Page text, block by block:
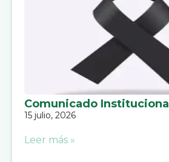
Comunicado Institucional
15 julio, 2026
Leer más »